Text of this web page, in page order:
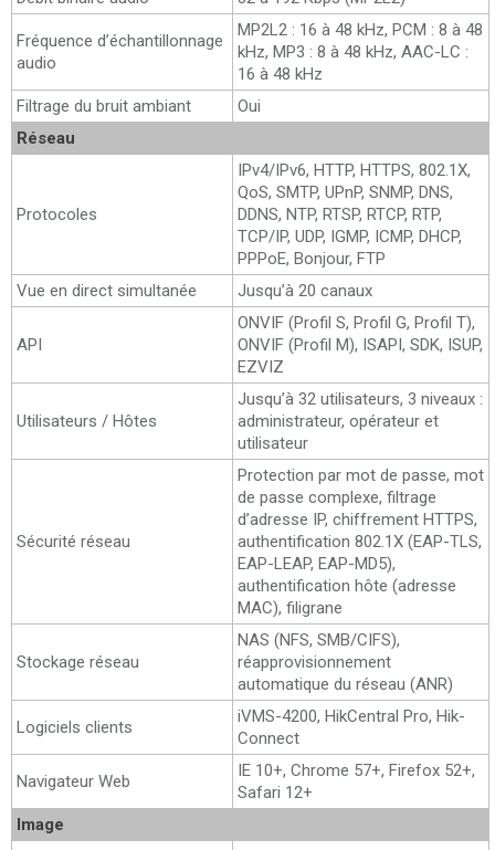
Fréquence d’échantillonnage
audio
MP2L2 : 16 à 48 kHz, PCM : 8 à 48
kHz, MP3 : 8 à 48 kHz, AAC-LC :
16 à 48 kHz
Filtrage du bruit ambiant
Oui
Réseau
Protocoles
IPv4/IPv6, HTTP, HTTPS, 802.1X,
QoS, SMTP, UPnP, SNMP, DNS,
DDNS, NTP, RTSP, RTCP, RTP,
TCP/IP, UDP, IGMP, ICMP, DHCP,
PPPoE, Bonjour, FTP
Vue en direct simultanée
Jusqu’à 20 canaux
API
ONVIF (Profil S, Profil G, Profil T),
ONVIF (Profil M), ISAPI, SDK, ISUP,
EZVIZ
Utilisateurs / Hôtes
Jusqu’à 32 utilisateurs, 3 niveaux :
administrateur, opérateur et
utilisateur
Sécurité réseau
Protection par mot de passe, mot
de passe complexe, filtrage
d’adresse IP, chiffrement HTTPS,
authentification 802.1X (EAP-TLS,
EAP-LEAP, EAP-MD5),
authentification hôte (adresse
MAC), filigrane
Stockage réseau
NAS (NFS, SMB/CIFS),
réapprovisionnement
automatique du réseau (ANR)
Logiciels clients
iVMS-4200, HikCentral Pro, Hik-
Connect
Navigateur Web
IE 10+, Chrome 57+, Firefox 52+,
Safari 12+
Image